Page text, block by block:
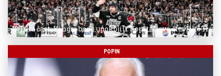
Velika čast: Kingsi bodo upokojili Kopitarjevo številko 11
POPIN